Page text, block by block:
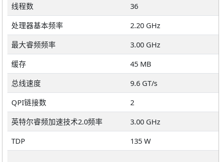
线程数
36
处理器基本频率
2.20 GHz
最大睿频频率
3.00 GHz
缓存
45 MB
总线速度
9.6 GT/s
QPI链接数
2
英特尔睿频加速技术2.0频率
3.00 GHz
TDP
135 W